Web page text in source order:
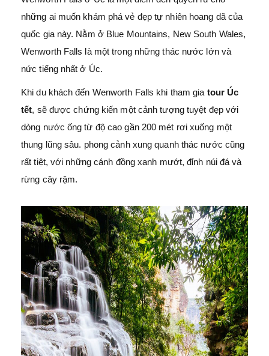
những ai muốn khám phá vẻ đẹp tự nhiên hoang dã của
quốc gia này. Nằm ở Blue Mountains, New South Wales,
Wenworth Falls là một trong những thác nước lớn và
nức tiếng nhất ở Úc.
Khi du khách đến Wenworth Falls khi tham gia tour Úc
tết, sẽ được chứng kiến ​​một cảnh tượng tuyệt đẹp với
dòng nước ống từ độ cao gần 200 mét rơi xuống một
thung lũng sâu. phong cảnh xung quanh thác nước cũng
rất tiệt, với những cánh đồng xanh mướt, đỉnh núi đá và
rừng cây rậm.